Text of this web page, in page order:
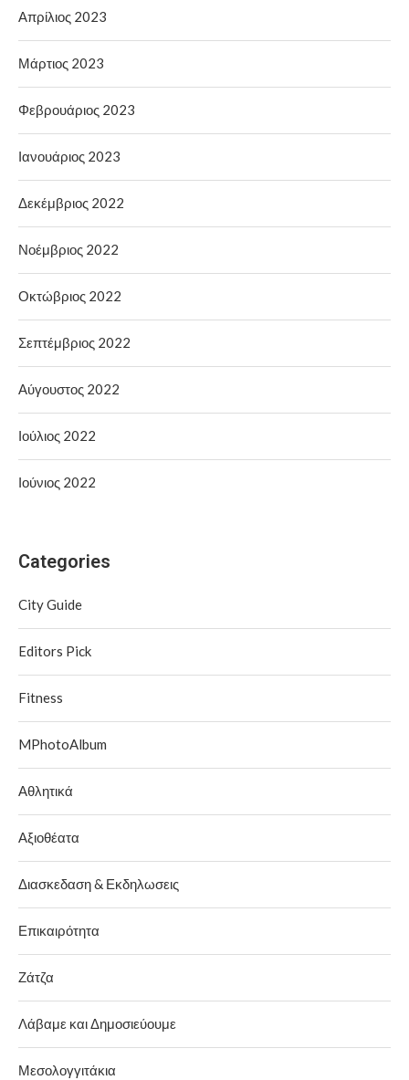
Απρίλιος 2023
Μάρτιος 2023
Φεβρουάριος 2023
Ιανουάριος 2023
Δεκέμβριος 2022
Νοέμβριος 2022
Οκτώβριος 2022
Σεπτέμβριος 2022
Αύγουστος 2022
Ιούλιος 2022
Ιούνιος 2022
Categories
City Guide
Editors Pick
Fitness
MPhotoAlbum
Αθλητικά
Αξιοθέατα
Διασκεδαση & Εκδηλωσεις
Επικαιρότητα
Ζάτζα
Λάβαμε και Δημοσιεύουμε
Μεσολογγιτάκια